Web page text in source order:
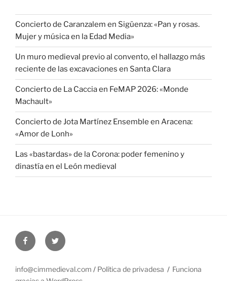
Concierto de Caranzalem en Sigüenza: «Pan y rosas.
Mujer y música en la Edad Media»
Un muro medieval previo al convento, el hallazgo más
reciente de las excavaciones en Santa Clara
Concierto de La Caccia en FeMAP 2026: «Monde
Machault»
Concierto de Jota Martínez Ensemble en Aracena:
«Amor de Lonh»
Las «bastardas» de la Corona: poder femenino y
dinastía en el León medieval
FacebookTwitter
info@cimmedieval.com / Política de privadesa
Funciona